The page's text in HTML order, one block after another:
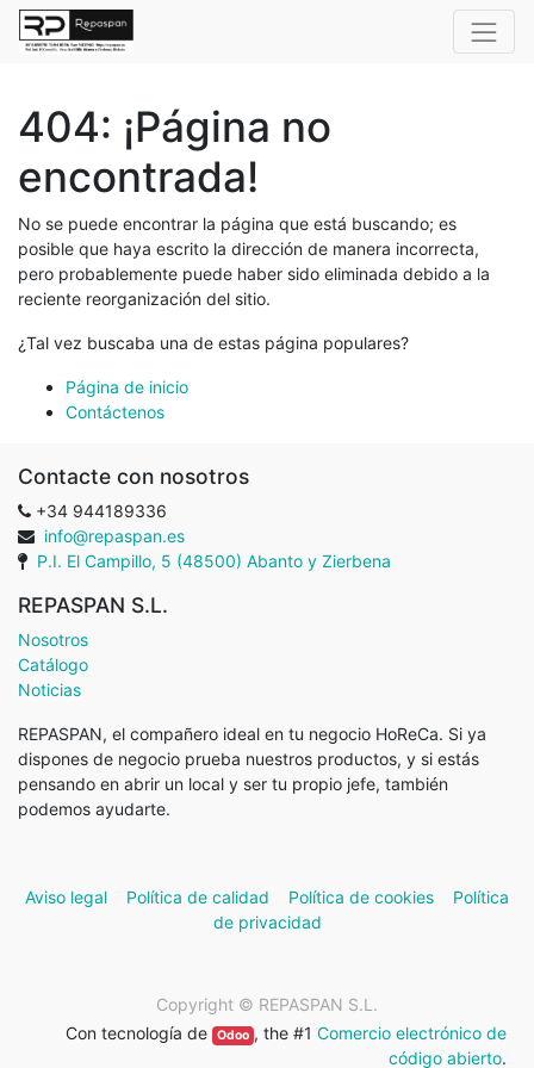
404: ¡Página no
encontrada!
No se puede encontrar la página que está buscando; es
posible que haya escrito la dirección de manera incorrecta,
pero probablemente puede haber sido eliminada debido a la
reciente reorganización del sitio.
¿Tal vez buscaba una de estas página populares?
Página de inicio
Contáctenos
Contacte con nosotros
+34 944189336
info@repaspan.es
P.I. El Campillo, 5 (48500) Abanto y Zierbena
REPASPAN S.L.
Nosotros
Catálogo
Noticias
REPASPAN, el compañero ideal en tu negocio HoReCa. Si ya
dispones de negocio prueba nuestros productos, y si estás
pensando en abrir un local y ser tu propio jefe, también
podemos ayudarte.
Aviso legal Política de calidad Política de cookies
Política
de privacidad
Copyright © REPASPAN S.L.
Con tecnología de
Odoo , the #1 Comercio electrónico de
código abierto.